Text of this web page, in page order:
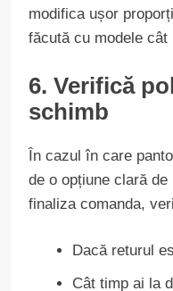
modifica ușor
făcută cu modele cât
6. Verifică
schimb
În cazul în care
de o opțiune clară
finaliza comanda,
Dacă returul
Cât timp ai la